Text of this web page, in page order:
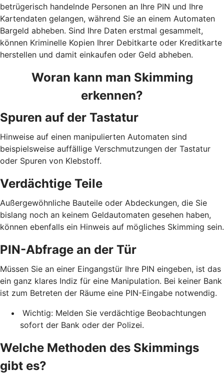
betrügerisch handelnde Personen an Ihre PIN und Ihre
Kartendaten gelangen, während Sie an einem Automaten
Bargeld abheben. Sind Ihre Daten erstmal gesammelt,
können Kriminelle Kopien Ihrer Debitkarte oder Kreditkarte
herstellen und damit einkaufen oder Geld abheben.
Woran kann man Skimming
erkennen?
Spuren auf der Tastatur
Hinweise auf einen manipulierten Automaten sind
beispielsweise auffällige Verschmutzungen der Tastatur
oder Spuren von Klebstoff.
Verdächtige Teile
Außergewöhnliche Bauteile oder Abdeckungen, die Sie
bislang noch an keinem Geldautomaten gesehen haben,
können ebenfalls ein Hinweis auf mögliches Skimming sein.
PIN-Abfrage an der Tür
Müssen Sie an einer Eingangstür Ihre PIN eingeben, ist das
ein ganz klares Indiz für eine Manipulation. Bei keiner Bank
ist zum Betreten der Räume eine PIN-Eingabe notwendig.
Wichtig: Melden Sie verdächtige Beobachtungen
sofort der Bank oder der Polizei.
Welche Methoden des Skimmings
gibt es?